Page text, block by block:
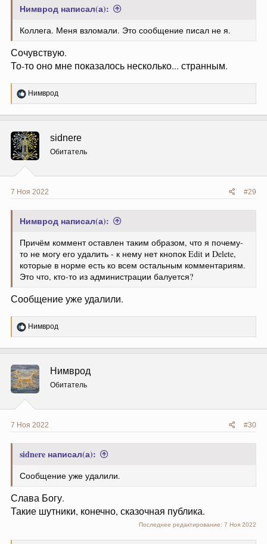
Нимврод написал(а):
Коллега. Меня взломали. Это сообщение писал не я.
Сочувствую.
То-то оно мне показалось несколько... странным.
Р
е
ц
и
и
:
Нимврод
sidnere
Обитатель
7 Ноя 2022 #29
Нимврод написал(а):
Причём коммент оставлен таким образом, что я почему-
то не могу его удалить - к нему нет кнопок Edit и Delete,
которые в норме есть ко всем остальным комментариям.
Это что, кто-то из администрации балуется?
Сообщение уже удалили.
Р
е
ц
и
и
:
Нимврод
Нимврод
Обитатель
7 Ноя 2022 #30
sidnere написал(а):
Сообщение уже удалили.
Слава Богу.
Такие шутники, конечно, сказочная публика.
Последнее редактирование: 7 Ноя 2022